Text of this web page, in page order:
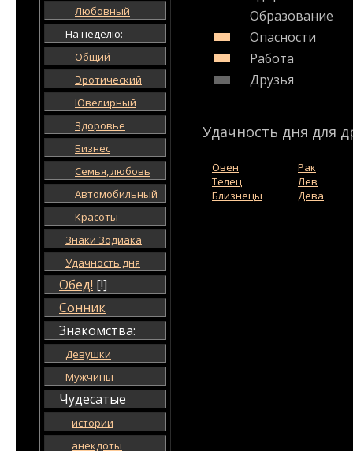
Любовный
На неделю:
Общий
Эротический
Ювелирный
Здоровье
Бизнес
Семья, любовь
Автомобильный
Красоты
Знаки Зодиака
Удачность дня
Обед! [!]
Сонник
Знакомства:
Девушки
Мужчины
Чудесатые
истории
анекдоты
Образование
Опасности
Работа
Друзья
Удачность дня для
Овен
Телец
Близнецы
Рак
Лев
Дева